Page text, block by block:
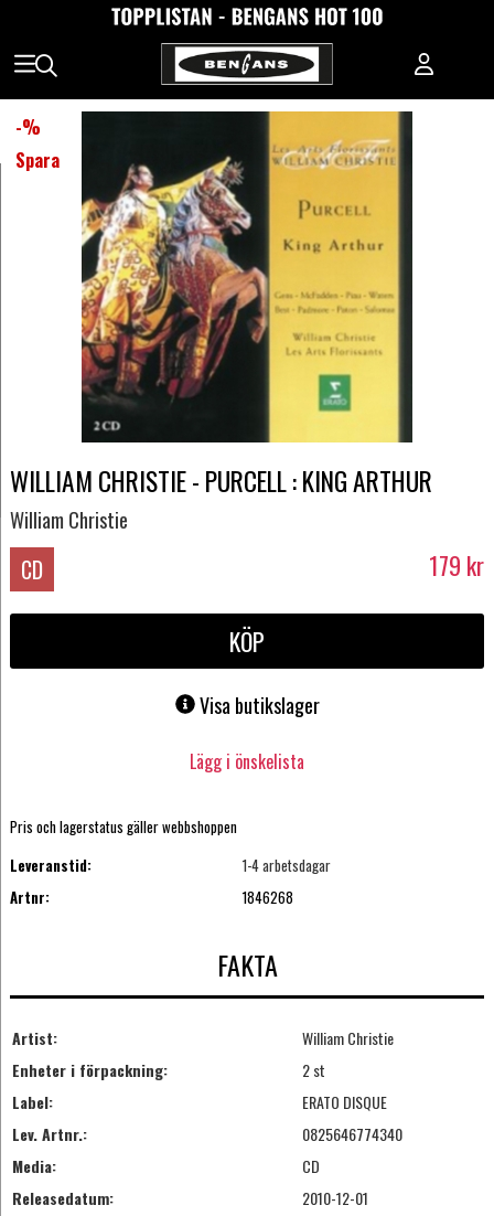
-%
Spara
WILLIAM CHRISTIE - PURCELL : KING ARTHUR
William Christie
CD 179 kr
KÖP
Visa butikslager
Lägg i önskelista
Pris och lagerstatus gäller webbshoppen
Leveranstid:
1-4 arbetsdagar
Artnr:
1846268
FAKTA
Artist:
William Christie
Enheter i förpackning:
2 st
Label:
ERATO DISQUE
Lev. Artnr.:
0825646774340
Media:
CD
Releasedatum:
2010-12-01